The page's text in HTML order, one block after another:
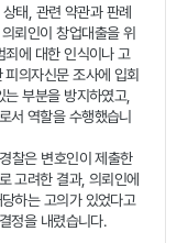
태, 관련 약관과 판례
뢰인이 창업대출을 위
에 대한 인식이나 고
의자신문 조사에 입회
부분을 방지하였고,
서 역할을 수행했습니
찰은 변호인이 제출한
고려한 결과, 의뢰인에
하는 고의가 있었다고
정을 내렸습니다.